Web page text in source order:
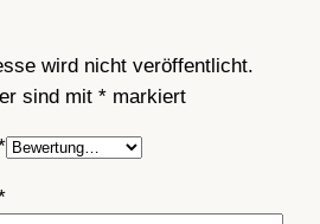
wird nicht veröffentlicht.
sind mit *markiert